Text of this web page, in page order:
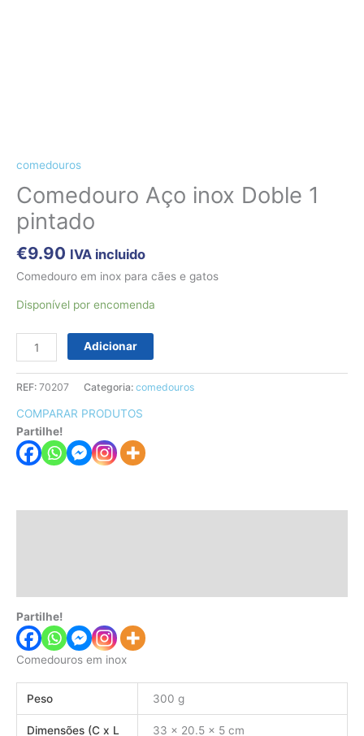
comedouros
Comedouro Aço inox Doble 1
pintado
€9.90 IVA incluido
Comedouro em inox para cães e gatos
Disponível por encomenda
Comedouro
inox
Doble
1
pintado
Adicionar
REF: 70207 Categoria: comedouros
COMPARAR PRODUTOS
Partilhe!
Partilhe!
Comedouros em inox
Peso 300 g
Dimensões (C x L 33 × 20.5 × 5 cm